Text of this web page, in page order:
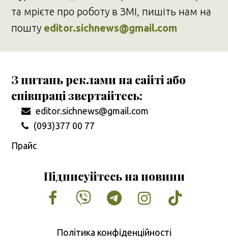
та мрієте про роботу в ЗМІ, пишіть нам на
пошту editor.sichnews@gmail.com
З питань реклами на сайті або
співпраці звертайтесь:
editor.sichnews@gmail.com
(093)377 00 77
Прайс
Підписуйтесь на новини
Facebook
VimeoTumblrInstagram
Tiktok
Політика конфіденційності